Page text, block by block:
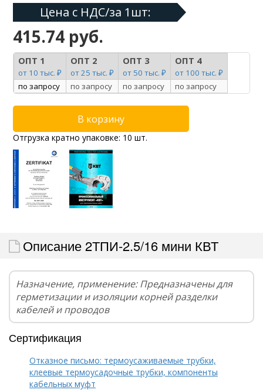
Цена с НДС/за 1шт:
415.74 руб.
ОПТ 1
от 10 тыс. ₽
ОПТ 2
от 25 тыс. ₽
ОПТ 3
от 50 тыс. ₽
ОПТ 4
от 100 тыс. ₽
по запросу
по запросу по запросу по запросу
Отгрузка кратно упаковке: 10 шт.
Описание 2ТПИ-2.5/16 мини КВТ
Назначение, применение: Предназначены для
герметизации и изоляции корней разделки
кабелей и проводов
Сертификация
Отказное письмо: термоусаживаемые трубки,
клеевые термоусадочные трубки, компоненты
кабельных муфт